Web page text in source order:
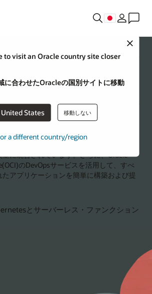
to visit an Oracle country site closer
に合わせたOracleの国別サイトに移動
States 移動しない
a different country/region
Kubernetesとサーバ
ァンクション
のアプリケーション・デプロイメントのサ
く奥深いものを提供します。これには、
dockerコンテナを使用したサーバーレス
・インスタンスが含まれます。これらは
フォーマンス・イメージ・リポジトリ・
重に統合されています。さらに、Oracle
のDevOpsサービスを活用して、すべ
アプリケーションを簡単に構築および提